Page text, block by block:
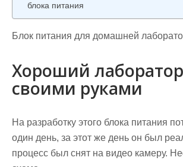
блока питания
Блок питания для домашней
Хороший
своими руками
На разработку этого блока питания
один день, за этот же день он был
процесс был снят на видео камеру.